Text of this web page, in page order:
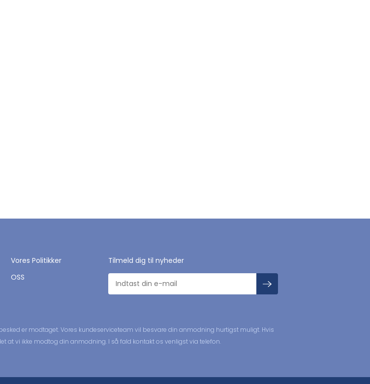
Vores Politikker
OSS
Tilmeld dig til nyheder
er modtaget. Vores kundeserviceteam vil besvare din anmodning hurtigst muligt. Hvis
at vi ikke modtog din anmodning. I så fald kontakt os venligst via telefon.